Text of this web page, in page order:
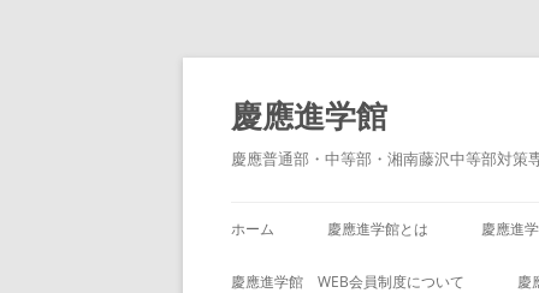
コ
テ
ン
ツ
へ
ス
慶應進学館
慶應普通部・中等部・湘南藤沢中等部対
ホーム 慶應進学館とは 慶應進
慶應進学館 WEB会員制度について 慶